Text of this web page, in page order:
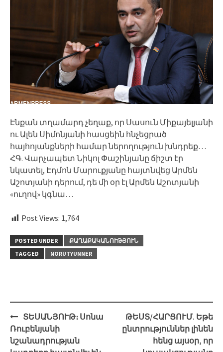
Էնքան տղամարդ չեղաք, որ Սասուն Միքայելյանի
ու Ալեն Սիմոնյանի հասցեին հնչեցրած
հայհոյանքների համար ներողություն խնդրեք…
ՀԳ. Վարչապետ Նիկոլ Փաշինյանը ճիշտ էր
նկատել, Էդմոն Մարուքյանը հայտնվեց Արմեն
Աշոտյանի դերում, դե մի օր էլ Արմեն Աշոտյանի
«ուղով» կգնա…
Post Views: 1,764
POSTED UNDER
ՔԱՂԱՔԱԿԱՆՈՒԹՅՈՒՆ
TAGGED
NORUTYUNNER
Post
navigation
ՏԵՍԱՆՅՈՒԹ։ Սոնա
Ռուբենյանի
նշանադրության
ԹԵՍՏ/ՀԱՐՑՈՒՄ. Եթե
ընտրություններ լինեն
հենց այսօր, որ